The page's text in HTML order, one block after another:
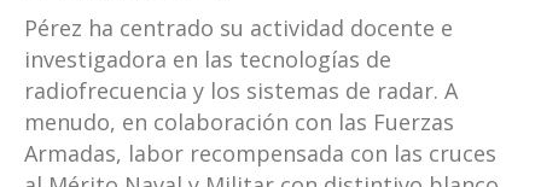
Pérez ha centrado su actividad docente e
investigadora en las tecnologías de
radiofrecuencia y los sistemas de radar. A
menudo, en colaboración con las Fuerzas
Armadas, labor recompensada con las cruces